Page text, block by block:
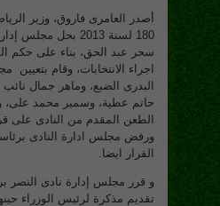
أصدر العامرى فاروق، وزير
180 لسنة 2013 بحل
سحر عبد الحق، بناء على حكم
اجراء الانتخابات، وقام
البدرى الضبع، وماهر جمال
حاتم عطية، وسمير محمد
الطعن المقدم من النادى على
ورفض مجلس ادارة النادى
القرار ايضا.
و قرر مجلس إدارة نادى النصر
تقديم مذكرة لرئيس الوزراء